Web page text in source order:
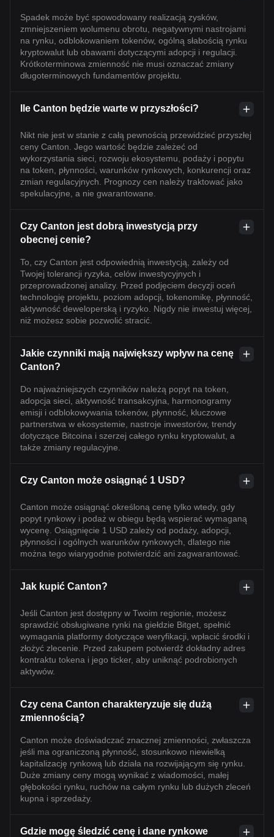
Spadek może być spowodowany realizacją zysków,
zmniejszeniem wolumenu obrotu, negatywnymi nastrojami
na rynku, odblokowaniem tokenów, ogólną słabością rynku
kryptowalut lub obawami dotyczącymi adopcji i regulacji.
Krótkoterminowa zmienność nie musi oznaczać zmiany
długoterminowych fundamentów projektu.
Ile Canton będzie warte w przyszłości?
Nikt nie jest w stanie z całą pewnością przewidzieć przyszłej
ceny Canton. Jego wartość będzie zależeć od
wykorzystania sieci, rozwoju ekosystemu, podaży i popytu
na token, płynności, warunków rynkowych, konkurencji oraz
zmian regulacyjnych. Prognozy cen należy traktować jako
spekulacyjne, a nie gwarantowane.
Czy Canton jest dobrą inwestycją przy
obecnej cenie?
To, czy Canton jest odpowiednią inwestycją, zależy od
Twojej tolerancji ryzyka, celów inwestycyjnych i
przeprowadzonej analizy. Przed podjęciem decyzji oceń
technologię projektu, poziom adopcji, tokenomikę, płynność,
aktywność deweloperską i ryzyko. Nigdy nie inwestuj więcej,
niż możesz sobie pozwolić stracić.
Jakie czynniki mają największy wpływ na cenę
Canton?
Do najważniejszych czynników należą popyt na token,
adopcja sieci, aktywność transakcyjna, harmonogramy
emisji i odblokowywania tokenów, płynność, kluczowe
partnerstwa w ekosystemie, nastroje inwestorów, trendy
dotyczące Bitcoina i szerzej całego rynku kryptowalut, a
także zmiany regulacyjne.
Czy Canton może osiągnąć 1 USD?
Canton może osiągnąć określoną cenę tylko wtedy, gdy
popyt rynkowy i podaż w obiegu będą wspierać wymaganą
wycenę. Osiągnięcie 1 USD zależy od podaży, adopcji,
płynności i ogólnych warunków rynkowych, dlatego nie
można tego wiarygodnie potwierdzić ani zagwarantować.
Jak kupić Canton?
Jeśli Canton jest dostępny w Twoim regionie, możesz
sprawdzić obsługiwane rynki na giełdzie Bitget, spełnić
wymagania platformy dotyczące weryfikacji, wpłacić środki i
złożyć zlecenie. Przed zakupem potwierdź dokładny adres
kontraktu tokena i jego ticker, aby uniknąć podrobionych
aktywów.
Czy cena Canton charakteryzuje się dużą
zmiennością?
Canton może doświadczać znacznej zmienności, zwłaszcza
jeśli ma ograniczoną płynność, stosunkowo niewielką
kapitalizację rynkową lub działa na rozwijającym się rynku.
Duże zmiany ceny mogą wynikać z wiadomości, małej
głębokości rynku, ruchów na całym rynku lub dużych zleceń
kupna i sprzedaży.
Gdzie mogę śledzić cenę i dane rynkowe